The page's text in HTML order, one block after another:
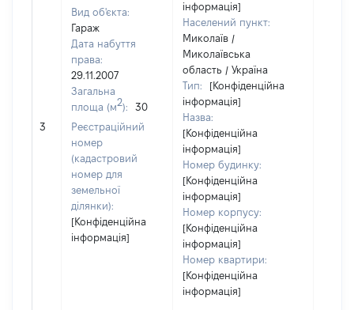
3
Вид об'єкта:
Гараж
Дата набуття
права:
29.11.2007
Загальна
площа (м2):
30
Реєстраційний
номер
(кадастровий
номер для
земельної
ділянки):
[Конфіденційна
інформація]
інформація]
Населений пункт:
Миколаїв /
Миколаївська
область / Україна
Тип:
[Конфіденційна
інформація]
Назва:
[Конфіденційна
інформація]
Номер будинку:
[Конфіденційна
інформація]
Номер корпусу:
[Конфіденційна
інформація]
Номер квартири:
[Конфіденційна
інформація]